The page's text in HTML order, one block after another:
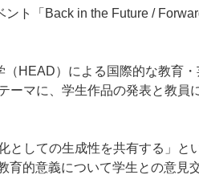
ト「Back in the Future /
HEAD）による国際的な教育
ーマに、学生作品の発表と教員
しての生成性を共有する」と
育的意義について学生との意見